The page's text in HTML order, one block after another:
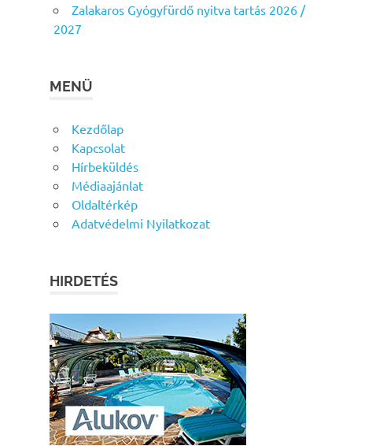
Zalakaros Gyógyfürdő nyitva tartás 2026 /
2027
MENÜ
Kezdőlap
Kapcsolat
Hírbeküldés
Médiaajánlat
Oldaltérkép
Adatvédelmi Nyilatkozat
HIRDETÉS